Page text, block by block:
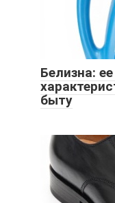
Белизна:
быту